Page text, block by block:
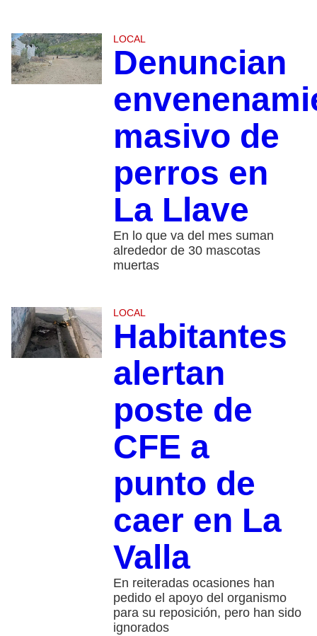
LOCAL
Denuncian
masivo de
perros en
La Llave
En lo que va del mes suman
alrededor de 30 mascotas
muertas
LOCAL
Habitantes
alertan
poste de
CFE a
punto de
caer en La
Valla
En reiteradas ocasiones han
pedido el apoyo del organismo
para su reposición, pero han sido
ignorados